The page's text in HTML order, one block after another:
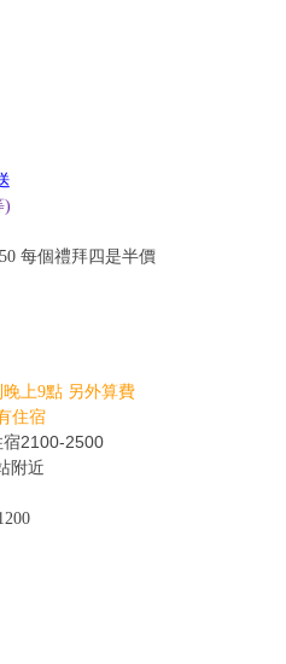
)
每個禮拜四是半價
晚上9點 另外算費
住宿
宿2100-2500
附近